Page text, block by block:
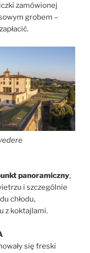
zamówionej
grobem –
panoramiczny,
i szczególnie
chłodu,
z koktajlami.
się freski